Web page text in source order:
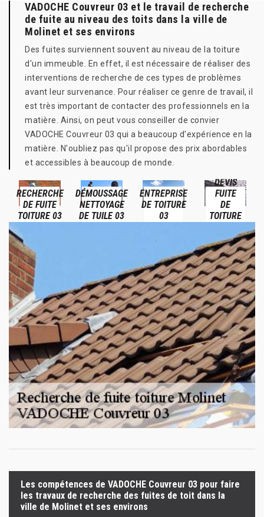
VADOCHE Couvreur 03 et le travail de recherche
de fuite au niveau des toits dans la ville de
Molinet et ses environs
Des fuites surviennent souvent au niveau de la toiture
d'un immeuble. En effet, il est nécessaire de réaliser des
interventions de recherche de ces types de problèmes
avant leur survenance. Pour réaliser ce genre de travail, il
est très important de contacter des professionnels en la
matière. Ainsi, on peut vous conseiller de convier
VADOCHE Couvreur 03 qui a beaucoup d'expérience en la
matière. N'oubliez pas qu'il propose des prix abordables
et accessibles à beaucoup de monde.
RECHERCHE
DE FUITE
TOITURE 03
DÉMOUSSAGE
NETTOYAGE
DE TUILE 03
ENTREPRISE
DE TOITURE
03
DEVIS
FUITE
DE
TOITURE
Les compétences de VADOCHE Couvreur 03 pour faire
les travaux de recherche des fuites de toit dans la
ville de Molinet et ses environs